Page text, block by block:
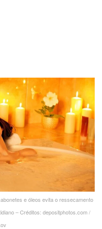
e óleos evita o ressecamento
– Créditos: depositphotos.com /